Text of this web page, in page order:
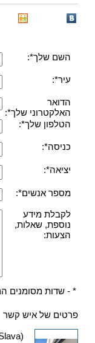
השם שלך*:
עיר*:
הדואר
האלקטרוני שלך*:
הטלפון שלך*:
כניסה*:
יציאה*:
מספר אנשים*:
לקבלת מידע
נוספת, שאלות,
הצעות:
* - שדות מסומנים
פרטים של איש קשר